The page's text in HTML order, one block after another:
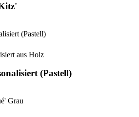
aus Holz
(Pastell)